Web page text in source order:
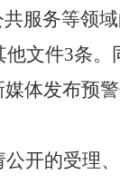
服务等领
他文件3条。
体发布预
开的受理